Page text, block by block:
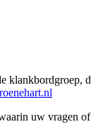
uw vragen